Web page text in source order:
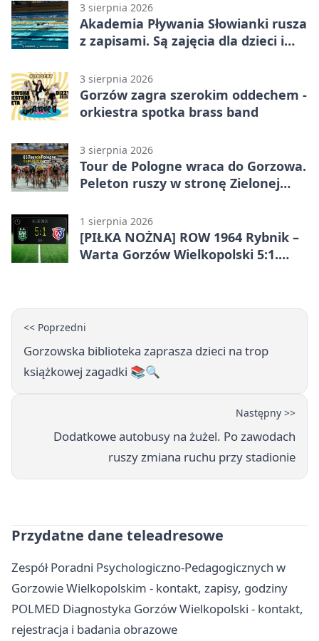
3 sierpnia 2026
Akademia Pływania Słowianki rusza
z zapisami. Są zajęcia dla dzieci i
3 sierpnia 2026
Gorzów zagra szerokim oddechem -
orkiestra spotka brass band
3 sierpnia 2026
Tour de Pologne wraca do Gorzowa.
Peleton ruszy w stronę Zielonej
1 sierpnia 2026
[PIŁKA NOŻNA] ROW 1964 Rybnik –
Warta Gorzów Wielkopolski 5:1.
<< Poprzedni
Gorzowska biblioteka zaprasza dzieci na trop
książkowej zagadki 📚🔍
Następny >>
Dodatkowe autobusy na żużel. Po zawodach
ruszy zmiana ruchu przy stadionie
Przydatne dane teleadresowe
Zespół Poradni Psychologiczno-Pedagogicznych w
Gorzowie Wielkopolskim - kontakt, zapisy, godziny
POLMED Diagnostyka Gorzów Wielkopolski - kontakt,
rejestracja i badania obrazowe